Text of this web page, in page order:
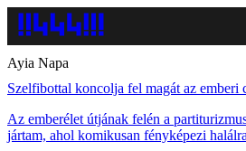
Ayia Napa
Szelfibottal koncolja fel magát az emberi
Az emberélet útjának felén a
jártam, ahol komikusan fényképezi